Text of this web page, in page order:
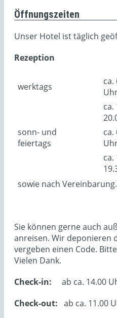
Öffnungszeiten
Unser Hotel ist täglich
Rezeption
werktags
ca.
ca.
sonn- und
feiertags
ca.
ca.
sowie nach Vereinbarung.
Sie können gerne auch
anreisen. Wir deponieren
vergeben einen Code.
Vielen Dank.
Check-in: ab ca. 14.00
Check-out: ab ca. 11.00